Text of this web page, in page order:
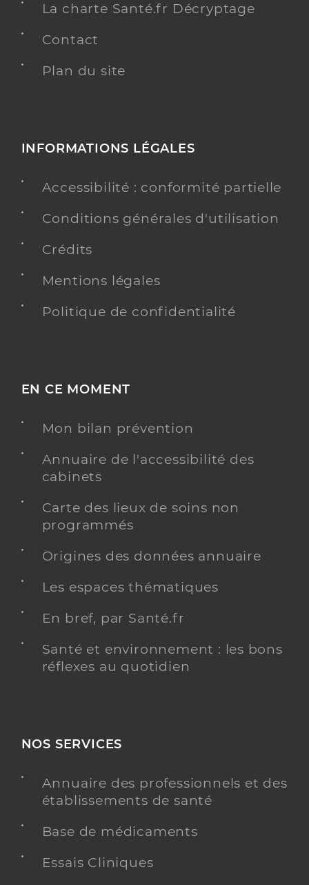
La charte Santé.fr Décryptage
Contact
Plan du site
INFORMATIONS LÉGALES
Accessibilité : conformité partielle
Conditions générales d'utilisation
Crédits
Mentions légales
Politique de confidentialité
EN CE MOMENT
Mon bilan prévention
Annuaire de l'accessibilité des
cabinets
Carte des lieux de soins non
programmés
Origines des données annuaire
Les espaces thématiques
En bref, par Santé.fr
Santé et environnement : les bons
réflexes au quotidien
NOS SERVICES
Annuaire des professionnels et des
établissements de santé
Base de médicaments
Essais Cliniques